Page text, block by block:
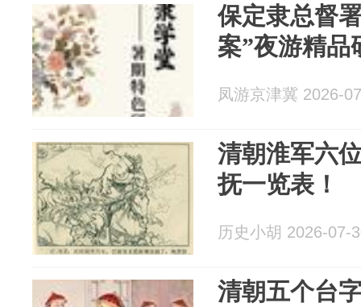
保定隶总督
案”夜游精品
凤游京津冀 2026-
清朝淮军六
抚一览表！
历史小胡 2026-07-
清朝五个台